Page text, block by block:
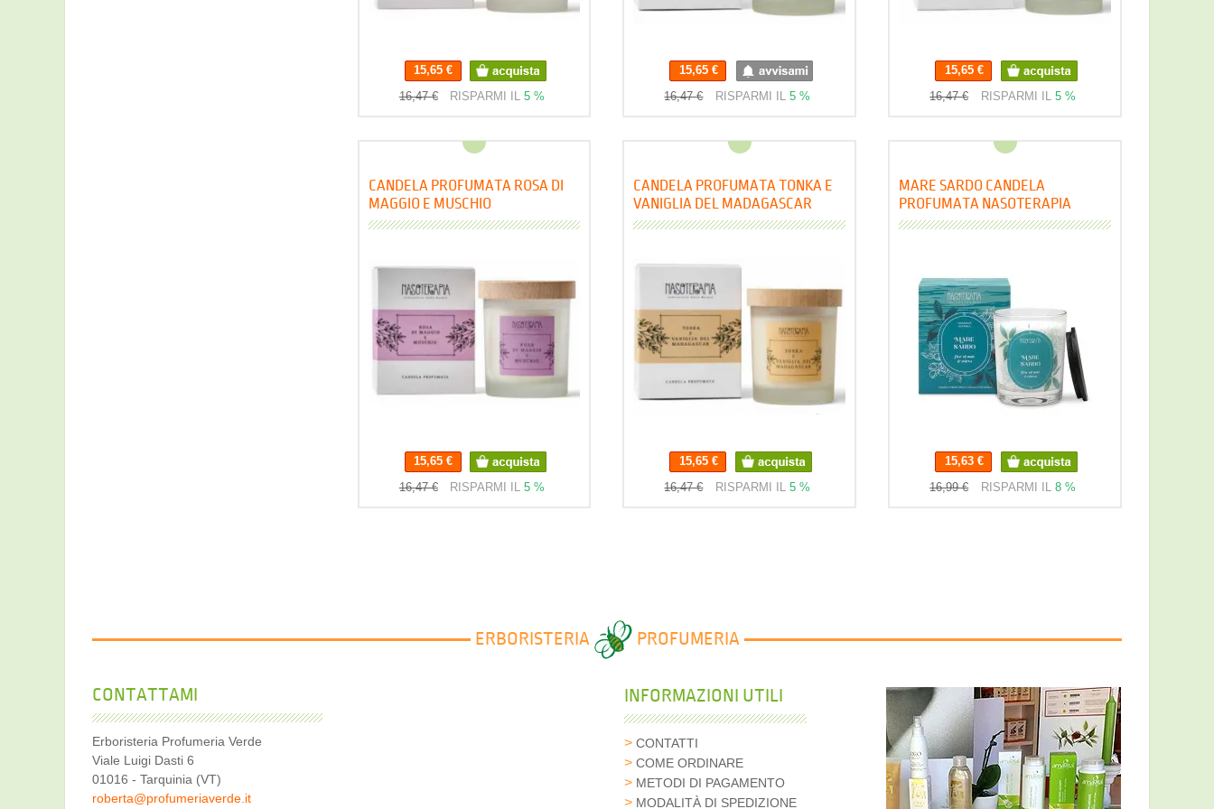
15,65 €
16,47 €
RISPARMI IL5 %
15,65 €
16,47 €
RISPARMI IL 5 %
15,65 €
16,47 €
RISPARMI IL 5 %
CANDELA PROFUMATA ROSA DI
MAGGIO E MUSCHIO
NASOTERAPIA
15,65 €
16,47 €
RISPARMI IL5 %
CANDELA PROFUMATA TONKA E
VANIGLIA DEL MADAGASCAR
NASOTERAPIA
15,65 €
16,47 €
RISPARMI IL 5 %
MARE SARDO CANDELA
PROFUMATA NASOTERAPIA
15,63 €
16,99 €
RISPARMI IL 8 %
ERBORISTERIA PROFUMERIA
CONTATTAMI
Erboristeria Profumeria Verde
Viale Luigi Dasti 6
01016 - Tarquinia (VT)
roberta@profumeriaverde.it
INFORMAZIONI UTILI
CONTATTI
COME ORDINARE
METODI DI PAGAMENTO
MODALITÀ DI SPEDIZIONE